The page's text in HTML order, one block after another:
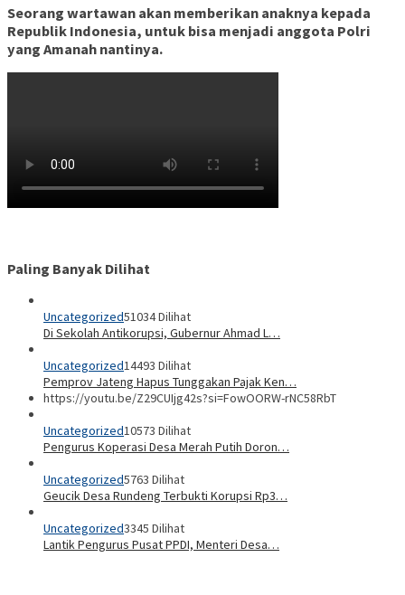
Seorang wartawan akan memberikan anaknya kepada
Republik Indonesia, untuk bisa menjadi anggota Polri
yang Amanah nantinya.
Paling Banyak Dilihat
Uncategorized51034 Dilihat
Di Sekolah Antikorupsi, Gubernur Ahmad L…
Uncategorized14493 Dilihat
Pemprov Jateng Hapus Tunggakan Pajak Ken…
https://youtu.be/Z29CUIjg42s?si=FowOORW-rNC58RbT
Uncategorized10573 Dilihat
Pengurus Koperasi Desa Merah Putih Doron…
Uncategorized5763 Dilihat
Geucik Desa Rundeng Terbukti Korupsi Rp3…
Uncategorized3345 Dilihat
Lantik Pengurus Pusat PPDI, Menteri Desa…